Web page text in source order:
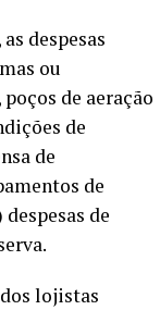
despesas
ou
de aeração
de
de
de
de
lojistas